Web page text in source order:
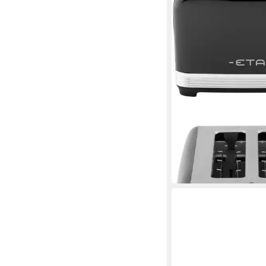
ETA
Toaster STORIO
39,43 €
in 3-4 Werktagen bei dir